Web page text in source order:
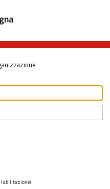
abilitazione)